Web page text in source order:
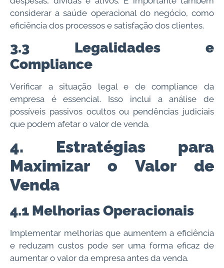
considerar a saúde operacional do negócio, como
eficiência dos processos e satisfação dos clientes.
3.3 Legalidades e
Compliance
Verificar a situação legal e de compliance da
empresa é essencial. Isso inclui a análise de
possíveis passivos ocultos ou pendências judiciais
que podem afetar o valor de venda.
4. Estratégias para
Maximizar o Valor de
Venda
4.1 Melhorias Operacionais
Implementar melhorias que aumentem a eficiência
e reduzam custos pode ser uma forma eficaz de
aumentar o valor da empresa antes da venda.